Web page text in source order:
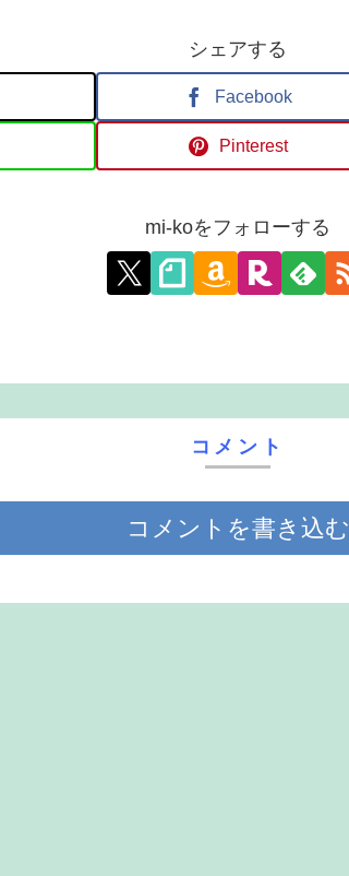
シェアする
Facebook
Pinterest
mi-koをフォローする
コメント
コメントを書き込む